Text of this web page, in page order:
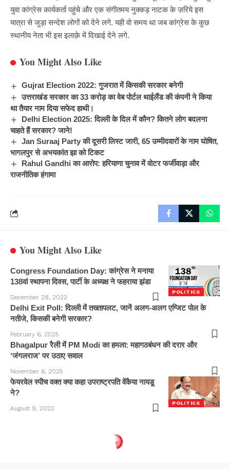
युवा कांग्रेस कार्यकर्ता पहुंचे और एक संगीतमय नुक्कड़ नाटक के ज़रिये इस
यात्रा से जुड़ा सन्देश लोगों को देने लगे. यही वो समय था जब कांग्रेस के कुछ
स्थानीयनेता भी इस इलाक़ेमें दिखाई देने लगे.
You Might Also Like
Gujrat Election 2022: गुजरात में किसकी सरकार बनेगी
उत्तराखंड सरकार का 33 करोड़ का वेब पोर्टल थाईलैंड की कंपनी ने किया
था तैयार नाम दिया सफेद हाथी।
Delhi Election 2025: दिल्ली के दिल में कौन? कितने लोग बदलना
चाहते हैं सरकार? जाने!
Jan Suraaj Party की दूसरी लिस्ट जारी, 65 उम्मीदवारों के नाम घोषित,
भागलपुर से अभयकांत झा को टिकट
Rahul Gandhi का आरोप: हरियाणा चुनाव में वोटर फर्जीवाड़ा और
राजनीतिक हंगामा
You Might Also Like
POLITICS
Congress Foundation Day: कांग्रेस ने मनाया
138वां स्थापना दिवस, पार्टी के अध्यक्ष ने फहराया झंडा
December 28, 2022
Delhi Exit Poll: दिल्ली में तख्तापलट, जानें अलग-अलग एग्जिट पोल के
नतीजे, किसकी बनेगी सरकार?
February 6, 2025
Bhagalpur रैली में PM Modi का हमला: महागठबंधन की दरार और
‘जंगलराज’ पर उठाए सवाल
November 6, 2025
POLITICS
फेयरवेल स्पीच वक्त क्या कहा उपराष्ट्रपति वेंकैया नायडू
ने?
August 9, 2022